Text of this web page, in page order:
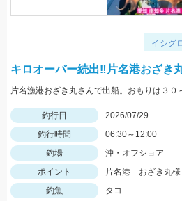
イシグ
キロオーバー続出‼片名港おざき
釣行日
2026/07/29
釣行時間
06:30～12:00
釣場
沖・オフショア
ポイント
片名港 おざき丸様
釣魚
タコ